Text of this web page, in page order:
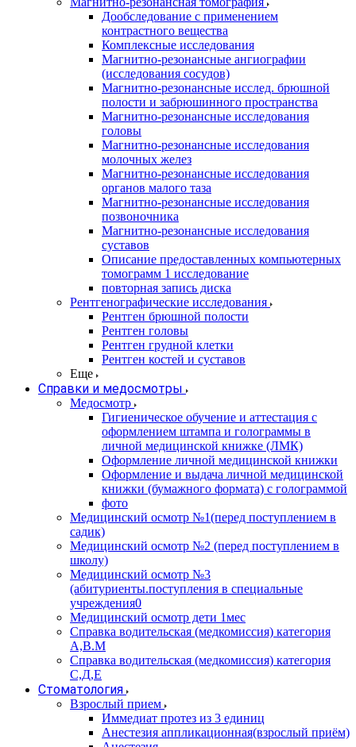
Дообследование с применением
контрастного вещества
Комплексные исследования
Магнитно-резонансные ангиографии
(исследования сосудов)
Магнитно-резонансные исслед. брюшной
полости и забрюшинного пространства
Магнитно-резонансные исследования
головы
Магнитно-резонансные исследования
молочных желез
Магнитно-резонансные исследования
органов малого таза
Магнитно-резонансные исследования
позвоночника
Магнитно-резонансные исследования
суставов
Описание предоставленных компьютерных
томограмм 1 исследование
повторная запись диска
Рентгенографические исследования
Рентген брюшной полости
Рентген головы
Рентген грудной клетки
Рентген костей и суставов
Еще
Справки и медосмотры
Медосмотр
Гигиеническое обучение и аттестация с
оформлением штампа и голограммы в
личной медицинской книжке (ЛМК)
Оформление личной медицинской книжки
Оформление и выдача личной медицинской
книжки (бумажного формата) с голограммой
фото
Медицинский осмотр №1(перед поступлением в
садик)
Медицинский осмотр №2 (перед поступлением в
школу)
Медицинский осмотр №3
(абитуриенты.поступления в специальные
учреждения0
Медицинский осмотр дети 1мес
Справка водительская (медкомиссия) категория
А,В.М
Справка водительская (медкомиссия) категория
С,Д,Е
Стоматология
Взрослый прием
Иммедиат протез из 3 единиц
Анестезия аппликационная(взрослый приём)